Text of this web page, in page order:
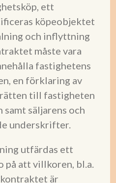
ett
köpeobjektet
och inflyttning
måste vara
fastighetens
en förklaring av
till fastigheten
samt säljarens och
underskrifter.
utfärdas ett
på att villkoren, bl.a.
är